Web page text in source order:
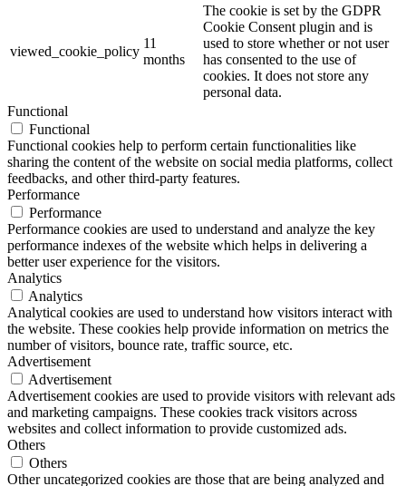
viewed_cookie_policy
11
months
The cookie is set by the GDPR
Cookie Consent plugin and is
used to store whether or not user
has consented to the use of
cookies. It does not store any
personal data.
Functional
Functional
Functional cookies help to perform certain functionalities like
sharing the content of the website on social media platforms, collect
feedbacks, and other third-party features.
Performance
Performance
Performance cookies are used to understand and analyze the key
performance indexes of the website which helps in delivering a
better user experience for the visitors.
Analytics
Analytics
Analytical cookies are used to understand how visitors interact with
the website. These cookies help provide information on metrics the
number of visitors, bounce rate, traffic source, etc.
Advertisement
Advertisement
Advertisement cookies are used to provide visitors with relevant ads
and marketing campaigns. These cookies track visitors across
websites and collect information to provide customized ads.
Others
Others
Other uncategorized cookies are those that are being analyzed and